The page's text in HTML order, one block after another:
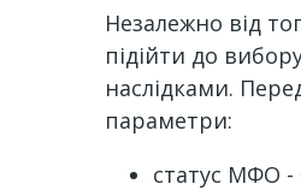
Незалежно від
підійти до
наслідками.
параметри:
статус МФО -